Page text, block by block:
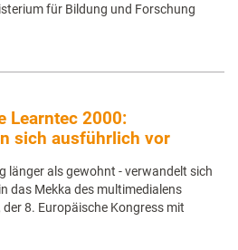
für Bildung und Forschung
Learntec 2000:
sich ausführlich vor
länger als gewohnt - verwandelt sich
das Mekka des multimedialens
8. Europäische Kongress mit